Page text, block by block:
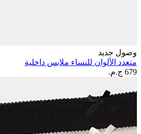
وصول جديد
متعدد الألوان للنساء ملابس داخلية
679 ج.م.‏